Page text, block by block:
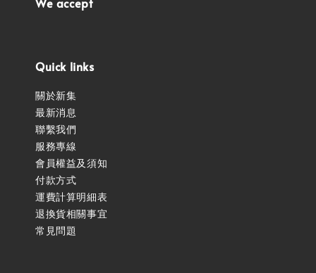
Quick links
關於新集
最新消息
聯繫我們
服務專線
會員權益及須知
付款方式
運費計算明細表
退換貨相關事宜
常見問題